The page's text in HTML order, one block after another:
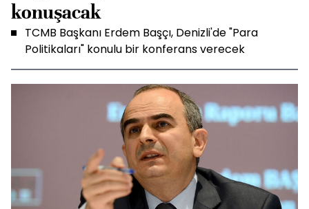
konuşacak
TCMB Başkanı Erdem Başçı, Denizli'de "Para
Politikaları" konulu bir konferans verecek